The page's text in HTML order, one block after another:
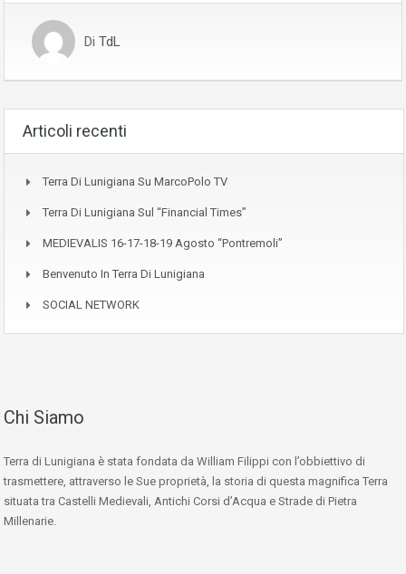
Di TdL
Articoli recenti
Terra Di Lunigiana Su MarcoPolo TV
Terra Di Lunigiana Sul “Financial Times”
MEDIEVALIS 16-17-18-19 Agosto “Pontremoli”
Benvenuto In Terra Di Lunigiana
SOCIAL NETWORK
Chi Siamo
Terra di Lunigiana è stata fondata da William Filippi con l’obbiettivo di
trasmettere, attraverso le Sue proprietà, la storia di questa magnifica Terra
situata tra Castelli Medievali, Antichi Corsi d’Acqua e Strade di Pietra
Millenarie.